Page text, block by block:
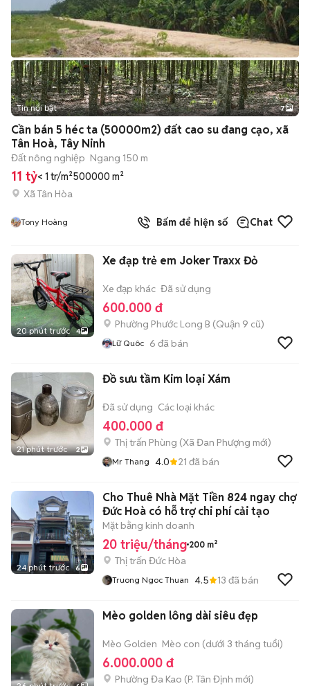
+2
Tin nổi bật 7
Cần bán 5 héc ta (50000m2) đất cao su đang cạo, xã
Tân Hoà, Tây Ninh
Đất nông nghiệp Ngang 150 m
11 tỷ< 1 tr/m²500000 m²
Xã Tân Hòa
Tony Hoàng Bấm để hiện số Chat
20 phút trước 4
Xe đạp trẻ em Joker Traxx Đỏ
Xe đạp khác Đã sử dụng
600.000 đ
Phường Phước Long B (Quận 9 cũ)
Lữ Quôc 6 đã bán
21 phút trước 2
Đồ sưu tầm Kim loại Xám
Đã sử dụng Các loại khác
400.000 đ
Thị trấn Phùng (Xã Đan Phượng mới)
Mr Thang 4.0 21 đã bán
24 phút trước 6
Cho Thuê Nhà Mặt Tiền 824 ngay chợ
Đức Hoà có hỗ trợ chi phí cải tạo
Mặt bằng kinh doanh
20 triệu/tháng 200 m²
Thị trấn Đức Hòa
Truong Ngoc Thuan 4.5 13 đã bán
Mèo golden lông dài siêu đẹp
Mèo Golden Mèo con (dưới 3 tháng tuổi)
6.000.000 đ
Phường Đa Kao (P. Tân Định mới)